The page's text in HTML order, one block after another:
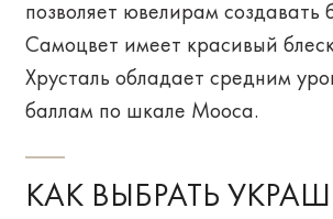
позволяет ювелирам
Самоцвет имеет красивый
Хрусталь обладает средним
баллам по шкале Мооса.
КАК ВЫБРАТЬ